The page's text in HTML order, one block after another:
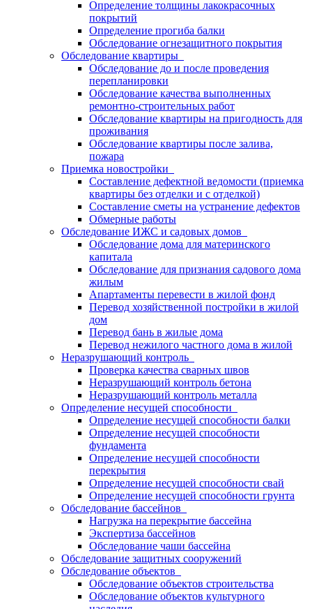
Определение толщины лакокрасочных
покрытий
Определение прогиба балки
Обследование огнезащитного покрытия
Обследование квартиры
Обследование до и после проведения
перепланировки
Обследование качества выполненных
ремонтно-строительных работ
Обследование квартиры на пригодность для
проживания
Обследование квартиры после залива,
пожара
Приемка новостройки
Составление дефектной ведомости (приемка
квартиры без отделки и с отделкой)
Составление сметы на устранение дефектов
Обмерные работы
Обследование ИЖС и садовых домов
Обследование дома для материнского
капитала
Обследование для признания садового дома
жилым
Апартаменты перевести в жилой фонд
Перевод хозяйственной постройки в жилой
дом
Перевод бань в жилые дома
Перевод нежилого частного дома в жилой
Неразрушающий контроль
Проверка качества сварных швов
Неразрушающий контроль бетона
Неразрушающий контроль металла
Определение несущей способности
Определение несущей способности балки
Определение несущей способности
фундамента
Определение несущей способности
перекрытия
Определение несущей способности свай
Определение несущей способности грунта
Обследование бассейнов
Нагрузка на перекрытие бассейна
Экспертиза бассейнов
Обследование чаши бассейна
Обследование защитных сооружений
Обследование объектов
Обследование объектов строительства
Обследование объектов культурного